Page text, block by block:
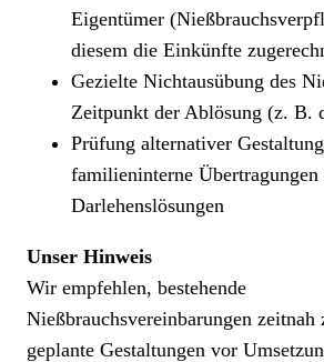
Eigentümer
diesem die Einkünfte
Gezielte Nichtausübung des
Zeitpunkt der Ablösung (z. B.
Prüfung alternativer
familieninterne
Darlehenslösungen
Unser Hinweis
Wir empfehlen, bestehende
Nießbrauchsvereinbarungen zeitnah
geplante Gestaltungen vor